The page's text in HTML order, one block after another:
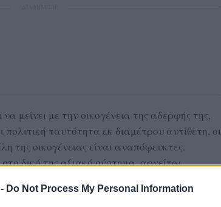
Do Not Process My Personal Information
μείνει με την οικογένεια της αδερφής της,
ταυτότητα εκ διαμέτρου αντίθετη, οι
της οικογένειας είναι αναπόφευκτες.
δικό της αξιακό σύστημα, αρνείται
διέξοδος γι' αυτήν είναι ο συμβιβασμός ή η